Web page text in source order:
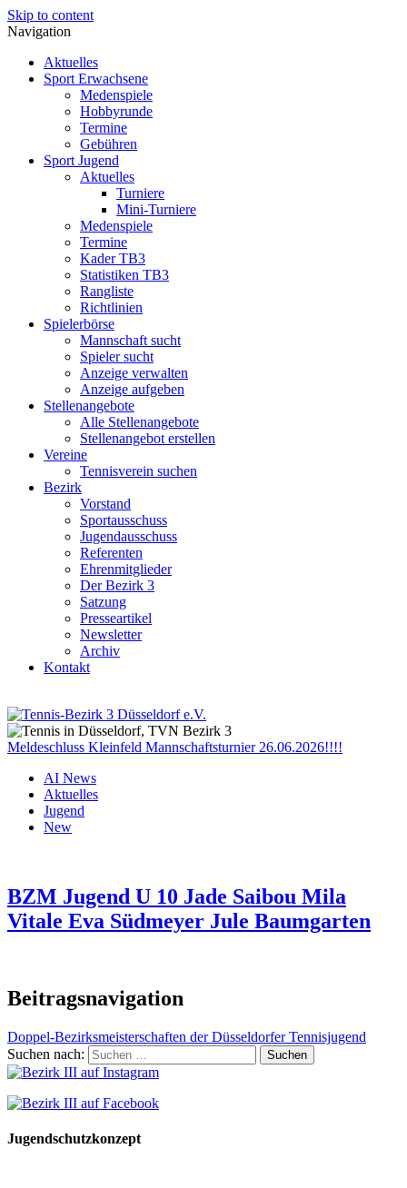
Skip to content
Navigation
Aktuelles
Sport Erwachsene
Medenspiele
Hobbyrunde
Termine
Gebühren
Sport Jugend
Aktuelles
Turniere
Mini-Turniere
Medenspiele
Termine
Kader TB3
Statistiken TB3
Rangliste
Richtlinien
Spielerbörse
Mannschaft sucht
Spieler sucht
Anzeige verwalten
Anzeige aufgeben
Stellenangebote
Alle Stellenangebote
Stellenangebot erstellen
Vereine
Tennisverein suchen
Bezirk
Vorstand
Sportausschuss
Jugendausschuss
Referenten
Ehrenmitglieder
Der Bezirk 3
Satzung
Presseartikel
Newsletter
Archiv
Kontakt
Meldeschluss Kleinfeld Mannschaftsturnier 26.06.2026!!!!
AI News
Aktuelles
Jugend
New
BZM Jugend U 10 Jade Saibou Mila
Vitale Eva Südmeyer Jule Baumgarten
Beitragsnavigation
Doppel-Bezirksmeisterschaften der Düsseldorfer Tennisjugend
Suchen nach:
Jugendschutzkonzept